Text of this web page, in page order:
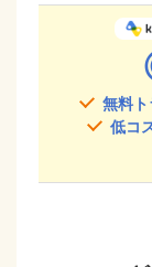
無料
低コ